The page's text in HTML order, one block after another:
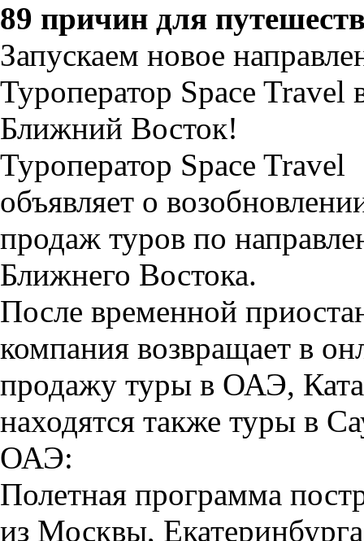
89 причин для
Запускаем новое
Туроператор Space Travel
Ближний Восток!
Туроператор Space Travel
объявляет о
продаж туров по
Ближнего Востока.
После временной
компания возвращает в
продажу туры в ОАЭ,
находятся также туры в
ОАЭ:
Полетная программа
из Москвы,